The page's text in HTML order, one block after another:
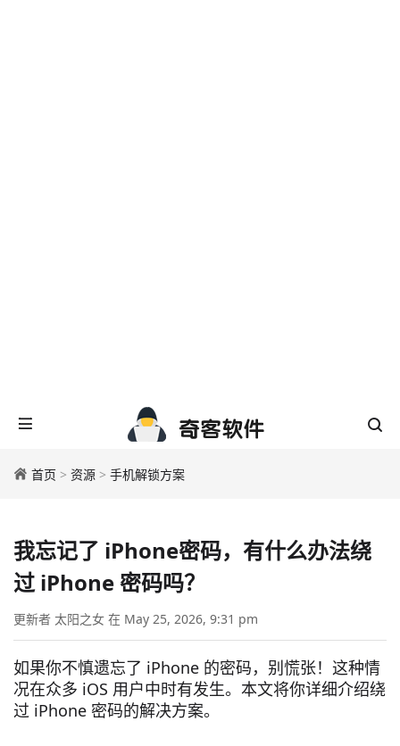
首页 > 资源 > 手机解锁方案
我忘记了 iPhone密码，有什么办法绕
过 iPhone 密码吗？
更新者 太阳之女 在 May 25, 2026, 9:31 pm
如果你不慎遗忘了 iPhone 的密码，别慌张！这种情
况在众多 iOS 用户中时有发生。本文将你详细介绍绕
过 iPhone 密码的解决方案。